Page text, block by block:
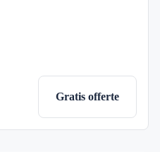
Gratis offerte